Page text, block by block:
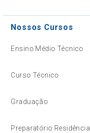
Nossos Cursos
Ensino Médio Técnico
Curso Técnico
Graduação
Preparatório Residência